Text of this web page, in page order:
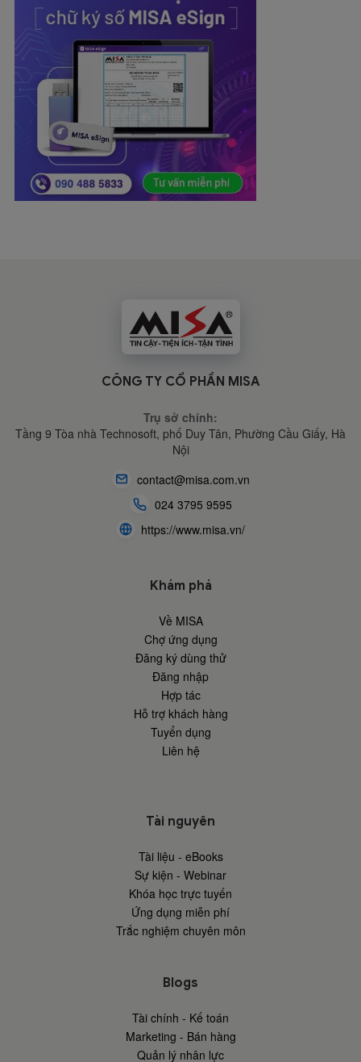
CÔNG TY CỔ PHẦN MISA
Trụ sở chính:
Tầng 9 Tòa nhà Technosoft, phố Duy Tân, Phường Cầu Giấy, Hà
Nội
contact@misa.com.vn
024 3795 9595
https://www.misa.vn/
Khám phá
Về MISA
Chợ ứng dụng
Đăng ký dùng thử
Đăng nhập
Hợp tác
Hỗ trợ khách hàng
Tuyển dụng
Liên hệ
Tài nguyên
Tài liệu - eBooks
Sự kiện - Webinar
Khóa học trực tuyến
Ứng dụng miễn phí
Trắc nghiệm chuyên môn
Blogs
Tài chính - Kế toán
Marketing - Bán hàng
Quản lý nhân lực